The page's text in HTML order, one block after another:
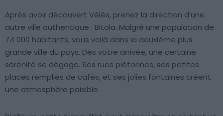
Après avoir découvert Vélès, prenez la direction d’une
autre ville authentique : Bitola. Malgré une population de
74 000 habitants, vous voilà dans la deuxième plus
grande ville du pays. Dès votre arrivée, une certaine
sérénité se dégage. Ses rues piétonnes, ses petites
places remplies de cafés, et ses jolies fontaines créent
une atmosphère paisible.